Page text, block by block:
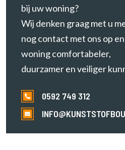
bij uw woning?
Wij denken graag met u
nog contact met ons op
woning comfortabeler,
duurzamer en veiliger
0592 749 312